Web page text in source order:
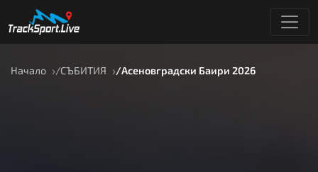
Начало СЪБИТИЯ Асеновградски Баири 2026